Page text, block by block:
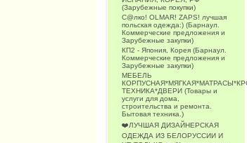
(Зарубежные покупки)
С@лко! OLMAR! ZAPS! лучшая
польская одежда:) (Барнаул.
Коммерческие предложения и
Зарубежные закупки)
КП2 - Япония, Корея (Барнаул.
Коммерческие предложения и
Зарубежные закупки)
МЕБЕЛЬ
ТЕХНИКА*ДВЕРИ (Товары и
услуги для дома,
строительства и ремонта.
Бытовая техника.)
❤️ЛУЧШАЯ ДИЗАЙНЕРСКАЯ
ОДЕЖДА ИЗ БЕЛОРУССИИ И